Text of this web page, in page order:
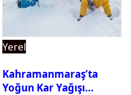
Yerel
Kahramanmaraş’ta
Yoğun Kar Yağışı